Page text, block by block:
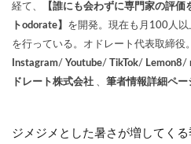
経て、
【誰にも会わずに専門家の評
トodorate】 を開発。現在も月100人
を行っている。オドレート代表取締役
Instagram/ Youtube/ TikTok/ Lemon8/
ドレート株式会社 、 筆者情報詳細ペー
ジメジメとした暑さが増してく